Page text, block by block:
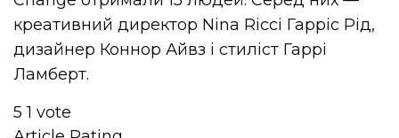
креативний директор Nina Ricci Гарріс Рід,
дизайнер Коннор Айвз і стиліст Гаррі
Ламберт.
5 1 vote